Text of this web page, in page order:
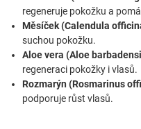
regeneruje pokožku a
Měsíček (Calendula
suchou pokožku.
Aloe vera (Aloe
regeneraci pokožky i vlasů.
Rozmarýn (Rosmarinus
podporuje růst vlasů.